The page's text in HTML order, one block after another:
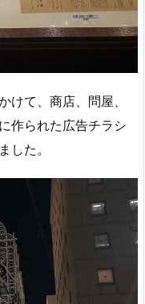
けて、商店、問屋、
作られた広告チラシ
した。